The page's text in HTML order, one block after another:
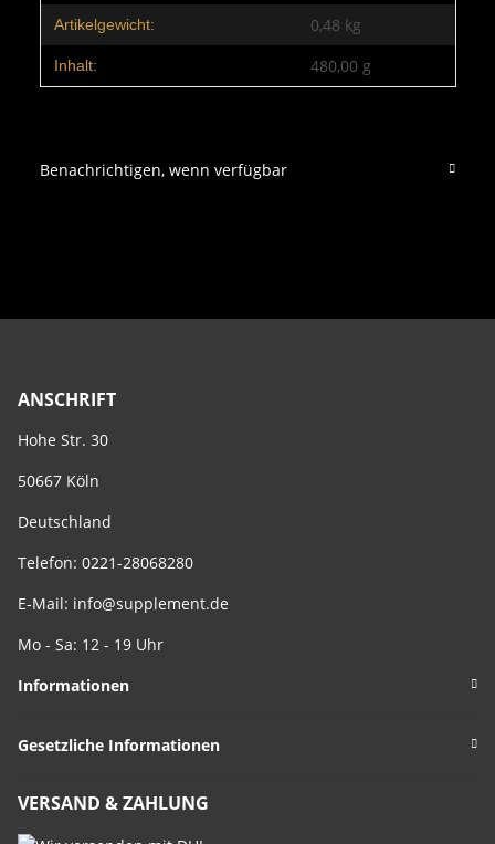
Artikelgewicht: 0,48 kg
Inhalt: 480,00 g
Benachrichtigen, wenn verfügbar
ANSCHRIFT
Hohe Str. 30
50667 Köln
Deutschland
Telefon: 0221-28068280
E-Mail: info@supplement.de
Mo - Sa: 12 - 19 Uhr
Informationen
Gesetzliche Informationen
VERSAND & ZAHLUNG